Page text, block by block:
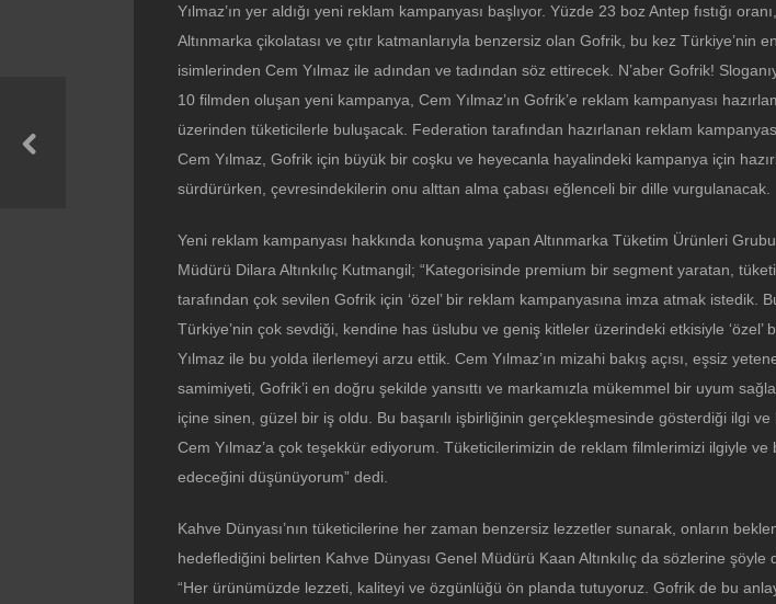
Yılmaz’ın yer aldığı yeni reklam kampanyası başlıyor. Yüzde 23 boz Antep fıstığı
Altınmarka çikolatası ve çıtır katmanlarıyla benzersiz olan Gofrik, bu kez Türkiye’nin
isimlerinden Cem Yılmaz ile adından ve tadından söz ettirecek. N’aber Gofrik!
10 filmden oluşan yeni kampanya, Cem Yılmaz’ın Gofrik’e reklam kampanyası
üzerinden tüketicilerle buluşacak. Federation tarafından hazırlanan reklam
Cem Yılmaz, Gofrik için büyük bir coşku ve heyecanla hayalindeki kampanya için
sürdürürken, çevresindekilerin onu alttan alma çabası eğlenceli bir dille vurgulanacak.
Yeni reklam kampanyası hakkında konuşma yapan Altınmarka Tüketim Ürünleri
Müdürü Dilara Altınkılıç Kutmangil; “Kategorisinde premium bir segment yaratan,
tarafından çok sevilen Gofrik için ‘özel’ bir reklam kampanyasına imza atmak istedik.
Türkiye’nin çok sevdiği, kendine has üslubu ve geniş kitleler üzerindeki etkisiyle ‘özel’
Yılmaz ile bu yolda ilerlemeyi arzu ettik. Cem Yılmaz’ın mizahi bakış açısı, eşsiz
samimiyeti, Gofrik’i en doğru şekilde yansıttı ve markamızla mükemmel bir uyum
içine sinen, güzel bir iş oldu. Bu başarılı işbirliğinin gerçekleşmesinde gösterdiği ilgi ve
Cem Yılmaz’a çok teşekkür ediyorum. Tüketicilerimizin de reklam filmlerimizi ilgiyle ve
edeceğini düşünüyorum” dedi.
Kahve Dünyası’nın tüketicilerine her zaman benzersiz lezzetler sunarak, onların
hedeflediğini belirten Kahve Dünyası Genel Müdürü Kaan Altınkılıç da sözlerine şöyle
“Her ürünümüzde lezzeti, kaliteyi ve özgünlüğü ön planda tutuyoruz. Gofrik de bu